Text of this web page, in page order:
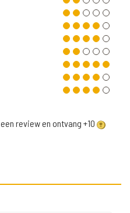
review en ontvang +10